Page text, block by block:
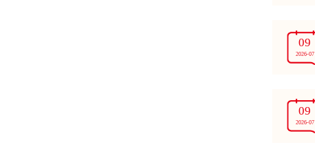
09
2026-07
09
2026-07